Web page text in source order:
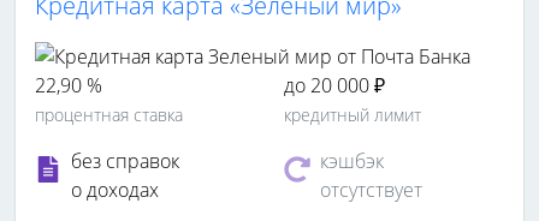
22,90 %
процентная ставка
до 20 000 ₽
кредитный лимит
без справок
о доходах
кэшбэк
отсутствует